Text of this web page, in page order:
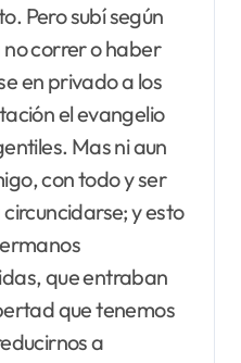
Pero subí según
correr o haber
en privado a los
el evangelio
Mas ni aun
con todo y ser
y esto
que entraban
que tenemos
a